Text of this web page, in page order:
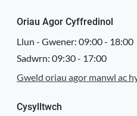
Oriau Agor Cyffredinol
Llun - Gwener: 09:00- 18:00
Sadwrn: 09:30- 17:00
Gweld oriau agor manwl ac
Cysylltwch